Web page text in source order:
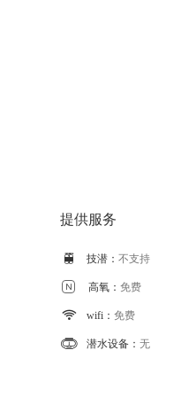
提供服务
 技潜： 不支持
 高氧： 免费
 wifi： 免费
 潜水设备： 无